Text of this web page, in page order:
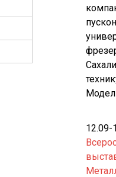
12.09-